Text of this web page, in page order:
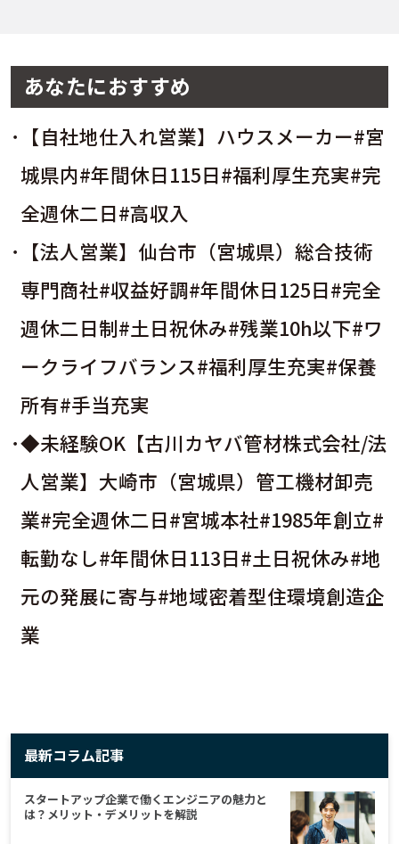
あなたにおすすめ
【自社地仕入れ営業】ハウスメーカー#宮
城県内#年間休日115日#福利厚生充実#完
全週休二日#高収入
【法人営業】仙台市（宮城県）総合技術
専門商社#収益好調#年間休日125日#完全
週休二日制#土日祝休み#残業10h以下#ワ
ークライフバランス#福利厚生充実#保養
所有#手当充実
◆未経験OK【古川カヤバ管材株式会社/法
人営業】大崎市（宮城県）管工機材卸売
業#完全週休二日#宮城本社#1985年創立#
転勤なし#年間休日113日#土日祝休み#地
元の発展に寄与#地域密着型住環境創造企
業
最新コラム記事
スタートアップ企業で働くエンジニアの魅力と
は？メリット・デメリットを解説